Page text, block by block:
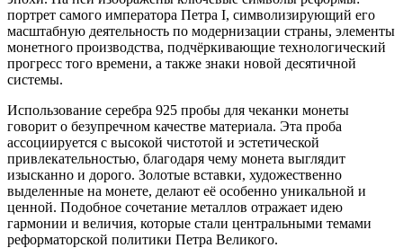
портрет самого императора Петра I, символизирующий его
масштабную деятельность по модернизации страны, элементы
монетного производства, подчёркивающие технологический
прогресс того времени, а также знаки новой десятичной
системы.
Использование серебра 925 пробы для чеканки монеты
говорит о безупречном качестве материала. Эта проба
ассоциируется с высокой чистотой и эстетической
привлекательностью, благодаря чему монета выглядит
изысканно и дорого. Золотые вставки, художественно
выделенные на монете, делают её особенно уникальной и
ценной. Подобное сочетание металлов отражает идею
гармонии и величия, которые стали центральными темами
реформаторской политики Петра Великого.